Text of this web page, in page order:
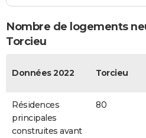
Nombre de logements
Torcieu
Données 2022 Torcieu
Résidences
principales
construites avant
80